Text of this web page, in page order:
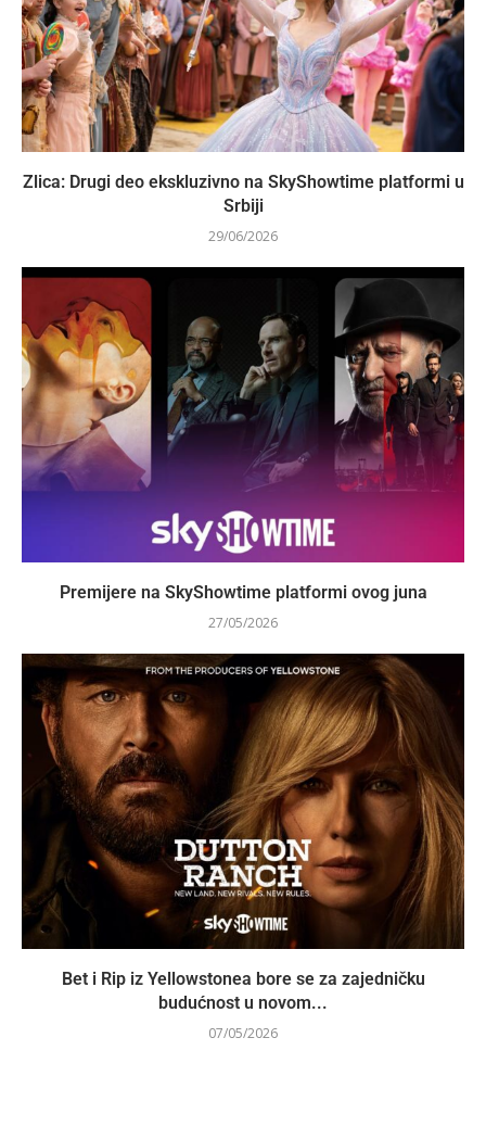
Zlica: Drugi deo ekskluzivno na SkyShowtime platformi u
Srbiji
29/06/2026
Premijere na SkyShowtime platformi ovog juna
27/05/2026
Bet i Rip iz Yellowstonea bore se za zajedničku
budućnost u novom...
07/05/2026